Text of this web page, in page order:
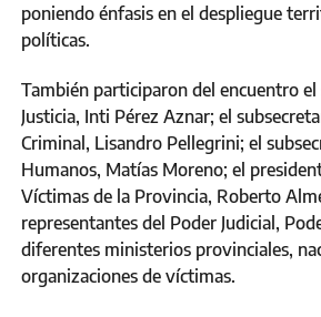
poniendo énfasis en el despliegue
políticas.
También participaron del encuentro
Justicia, Inti Pérez Aznar; el
Criminal, Lisandro Pellegrini; el
Humanos, Matías Moreno; el
Víctimas de la Provincia, Roberto
representantes del Poder Judicial,
diferentes ministerios provinciales,
organizaciones de víctimas.